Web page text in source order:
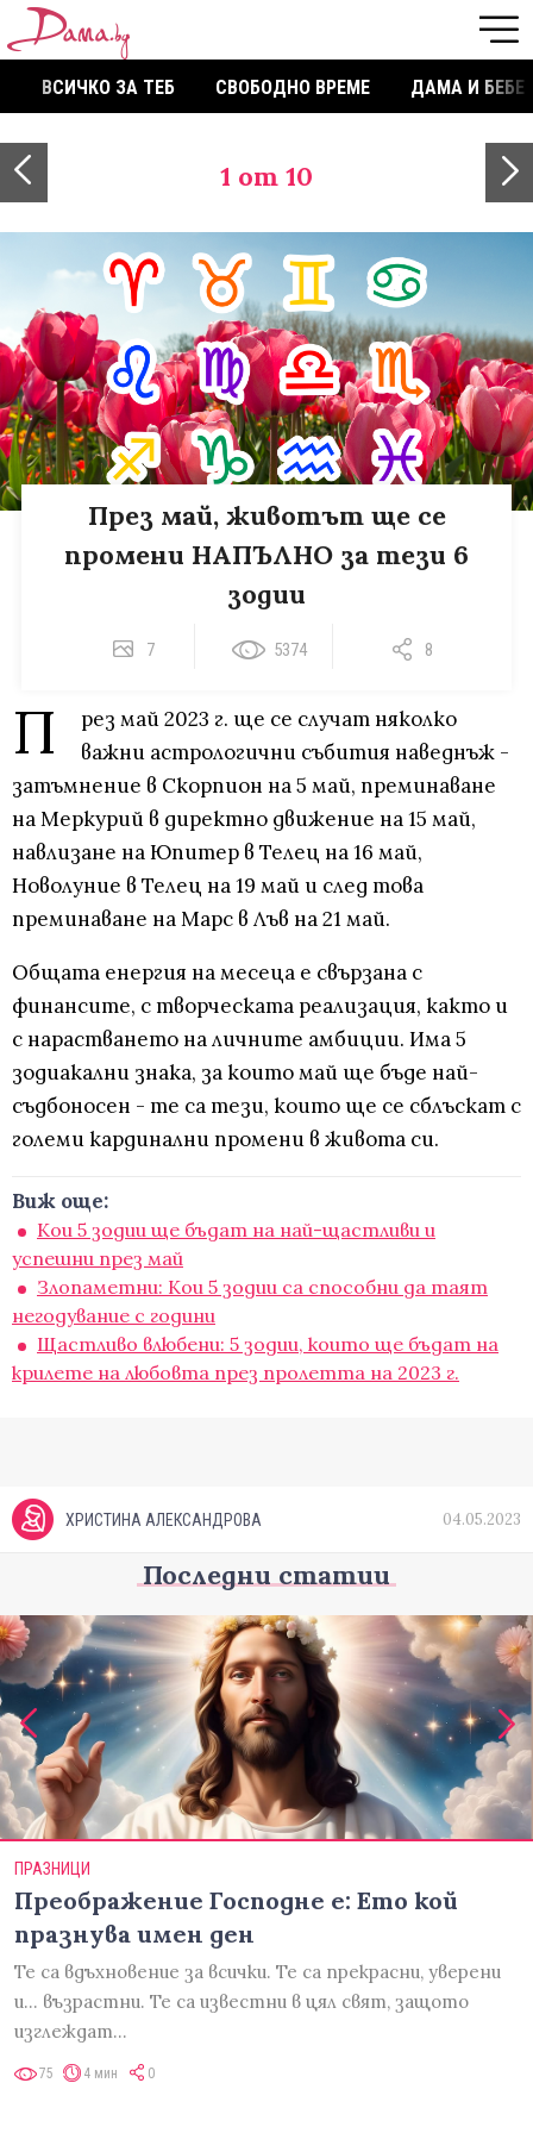
ВСИЧКО ЗА ТЕБ СВОБОДНО ВРЕМЕ ДАМА И БЕБЕ
1 от 10
През май, животът ще се
промени НАПЪЛНО за тези 6
зодии
7 5374 8
П
рез май 2023 г. ще се случат няколко
важни астрологични събития наведнъж -
затъмнение в Скорпион на 5 май, преминаване
на Меркурий в директно движение на 15 май,
навлизане на Юпитер в Телец на 16 май,
Новолуние в Телец на 19 май и след това
преминаване на Марс в Лъв на 21 май.
Общата енергия на месеца е свързана с
финансите, с творческата реализация, както и
с нарастването на личните амбиции. Има 5
зодиакални знака, за които май ще бъде най-
съдбоносен - те са тези, които ще се сблъскат с
големи кардинални промени в живота си.
Виж още:
Кои 5 зодии ще бъдат на най-щастливи и
успешни през май
Злопаметни: Кои 5 зодии са способни да таят
негодувание с години
Щастливо влюбени: 5 зодии, които ще бъдат на
крилете на любовта през пролетта на 2023 г.
ХРИСТИНА АЛЕКСАНДРОВА 04.05.2023
Последни статии
ПРАЗНИЦИ
Преображение Господне е: Ето кой
празнува имен ден
Те са вдъхновение за всички. Те са прекрасни, уверени
и... възрастни. Те са известни в цял свят, защото
изглеждат…
75 4 мин 0